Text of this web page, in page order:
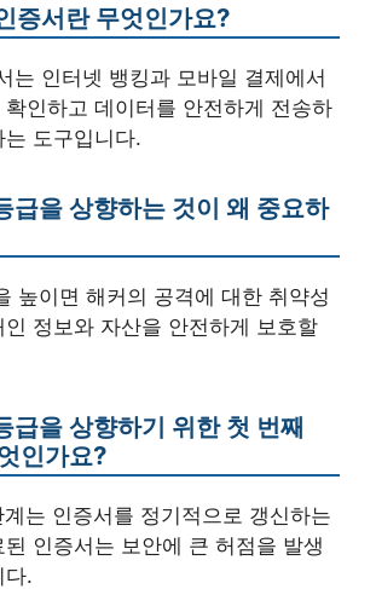
증서란 무엇인가요?
는 인터넷 뱅킹과 모바일 결제에서
확인하고 데이터를 안전하게 전송하
도구입니다.
급을 상향하는 것이 왜 중요하
높이면 해커의 공격에 대한 취약성
정보와 자산을 안전하게 보호할
급을 상향하기 위한 첫 번째
인가요?
는 인증서를 정기적으로 갱신하는
인증서는 보안에 큰 허점을 발생
다.